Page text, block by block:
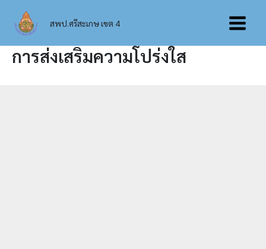
content
สพป.ศรีสะเกษ เขต 4
Main
การส่งเสริมความโปร่งใส